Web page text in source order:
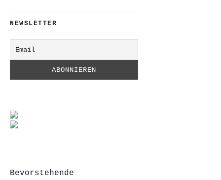
NEWSLETTER
Bevorstehende